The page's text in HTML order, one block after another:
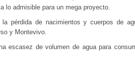
lo admisible para un mega proyecto.
la pérdida de nacimientos y cuerpos de
y Montevivo.
escasez de volumen de agua para